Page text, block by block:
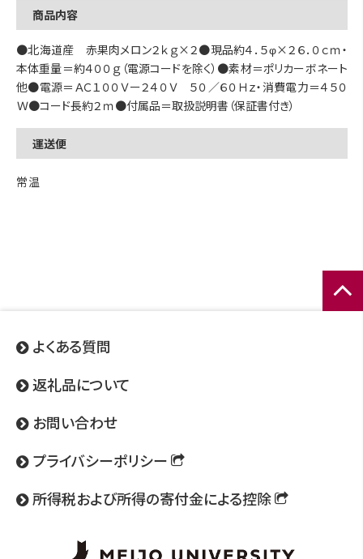
商品内容
●北海道産 赤果肉メロン２ｋｇ×２●現品約４．５φ×２６．０ｃｍ・
本体重量＝約４００ｇ（電源コードを除く）●素材＝ポリカーボネート
他●電源＝ＡＣ１００Ｖー２４０Ｖ ５０／６０Ｈｚ・消費電力＝４５０
Ｗ●コード長約２ｍ●付属品＝取扱説明書（保証書付き）
運送便
常温
ページ
よくある質問
返礼品について
お問い合わせ
プライバシーポリシー
所得税および所得の寄付金による控除